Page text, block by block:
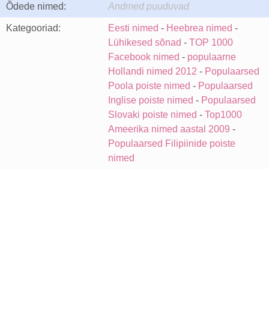
Õdede nimed: Andmed puuduvad
Kategooriad: Eesti nimed - Heebrea nimed -
Lühikesed sõnad - TOP 1000
Facebook nimed - populaarne
Hollandi nimed 2012 - Populaarsed
Poola poiste nimed - Populaarsed
Inglise poiste nimed - Populaarsed
Slovaki poiste nimed - Top1000
Ameerika nimed aastal 2009 -
Populaarsed Filipiinide poiste
nimed